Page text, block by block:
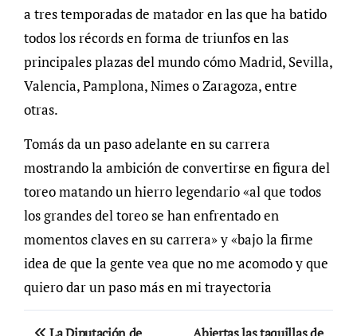
a tres temporadas de matador en las que ha batido
todos los récords en forma de triunfos en las
principales plazas del mundo cómo Madrid, Sevilla,
Valencia, Pamplona, Nimes o Zaragoza, entre
otras.
Tomás da un paso adelante en su carrera
mostrando la ambición de convertirse en figura del
toreo matando un hierro legendario «al que todos
los grandes del toreo se han enfrentado en
momentos claves en su carrera» y «bajo la firme
idea de que la gente vea que no me acomodo y que
quiero dar un paso más en mi trayectoria
Navegación